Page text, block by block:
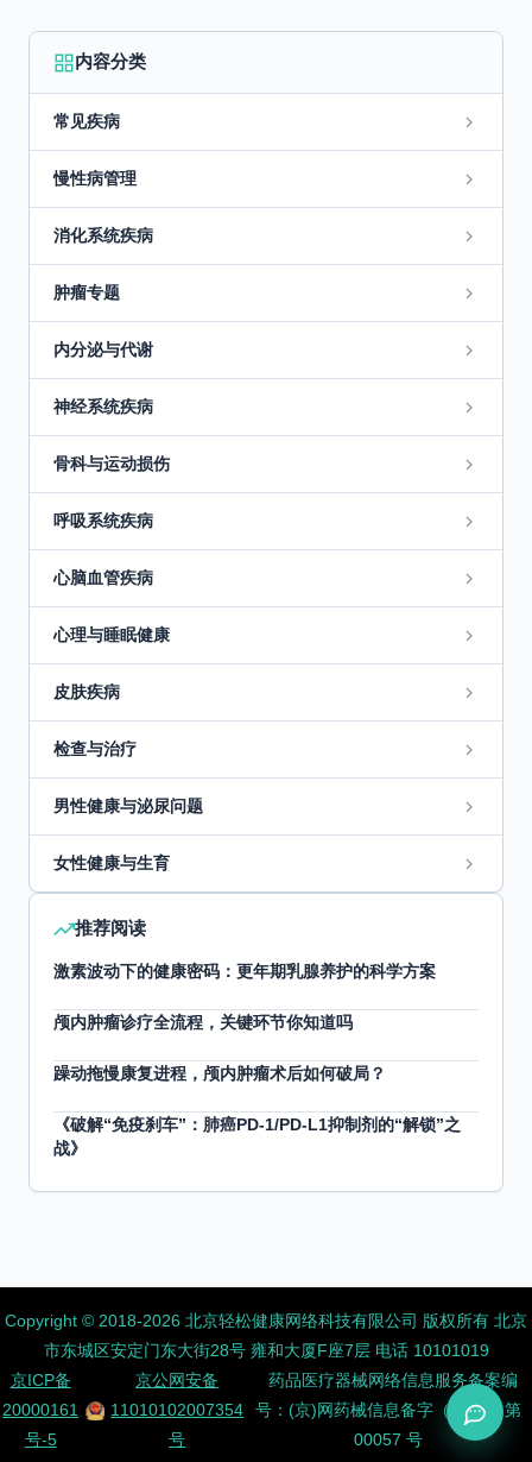
内容分类
常见疾病
慢性病管理
消化系统疾病
肿瘤专题
内分泌与代谢
神经系统疾病
骨科与运动损伤
呼吸系统疾病
心脑血管疾病
心理与睡眠健康
皮肤疾病
检查与治疗
男性健康与泌尿问题
女性健康与生育
推荐阅读
激素波动下的健康密码：更年期乳腺养护的科学方案
颅内肿瘤诊疗全流程，关键环节你知道吗
躁动拖慢康复进程，颅内肿瘤术后如何破局？
《破解“免疫刹车”：肺癌PD-1/PD-L1抑制剂的“解锁”之
战》
Copyright ©️ 2018-2026 北京轻松健康网络科技有限公司 版权所有 北京
市东城区安定门东大街28号 雍和大厦F座7层 电话 10101019
京ICP备
20000161
号-5
京公网安备
11010102007354
号
药品医疗器械网络信息服务备案编
号：(京)网药械信息备字（2026）第
00057 号